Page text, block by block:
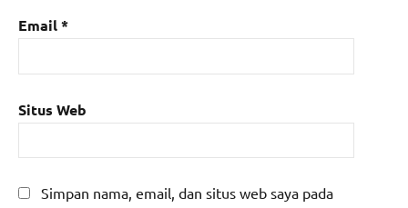
Email*
Situs Web
Simpan nama, email, dan situs web saya pada